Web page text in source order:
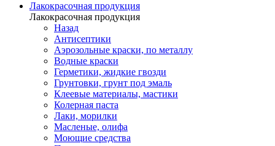
Лакокрасочная продукция
Лакокрасочная продукция
Назад
Антисептики
Аэрозольные краски, по металлу
Водные краски
Герметики, жидкие гвозди
Грунтовки, грунт под эмаль
Клеевые материалы, мастики
Колерная паста
Лаки, морилки
Масленые, олифа
Моющие средства